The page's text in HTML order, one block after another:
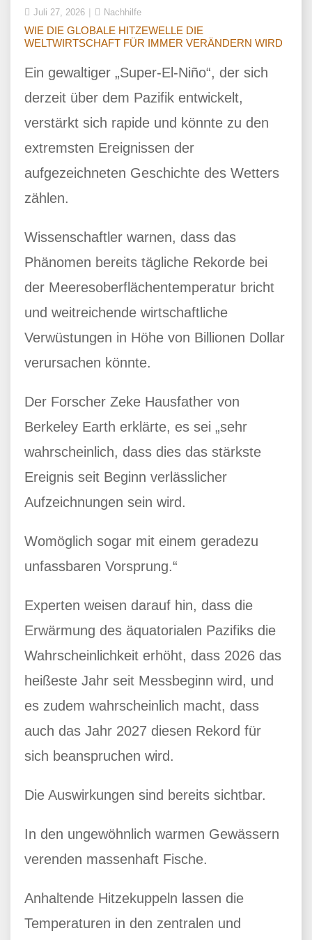
Juli 27, 2026 Nachhilfe
WIE DIE GLOBALE HITZEWELLE DIE
WELTWIRTSCHAFT FÜR IMMER VERÄNDERN WIRD
Ein gewaltiger „Super-El-Niño“, der sich
derzeit über dem Pazifik entwickelt,
verstärkt sich rapide und könnte zu den
extremsten Ereignissen der
aufgezeichneten Geschichte des Wetters
zählen.
Wissenschaftler warnen, dass das
Phänomen bereits tägliche Rekorde bei
der Meeresoberflächentemperatur bricht
und weitreichende wirtschaftliche
Verwüstungen in Höhe von Billionen Dollar
verursachen könnte.
Der Forscher Zeke Hausfather von
Berkeley Earth erklärte, es sei „sehr
wahrscheinlich, dass dies das stärkste
Ereignis seit Beginn verlässlicher
Aufzeichnungen sein wird.
Womöglich sogar mit einem geradezu
unfassbaren Vorsprung.“
Experten weisen darauf hin, dass die
Erwärmung des äquatorialen Pazifiks die
Wahrscheinlichkeit erhöht, dass 2026 das
heißeste Jahr seit Messbeginn wird, und
es zudem wahrscheinlich macht, dass
auch das Jahr 2027 diesen Rekord für
sich beanspruchen wird.
Die Auswirkungen sind bereits sichtbar.
In den ungewöhnlich warmen Gewässern
verenden massenhaft Fische.
Anhaltende Hitzekuppeln lassen die
Temperaturen in den zentralen und